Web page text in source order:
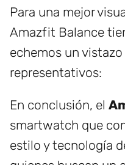
Para una mejor
Amazfit Balance
echemos un
representativos:
En conclusión, el
smartwatch que
estilo y tecnología